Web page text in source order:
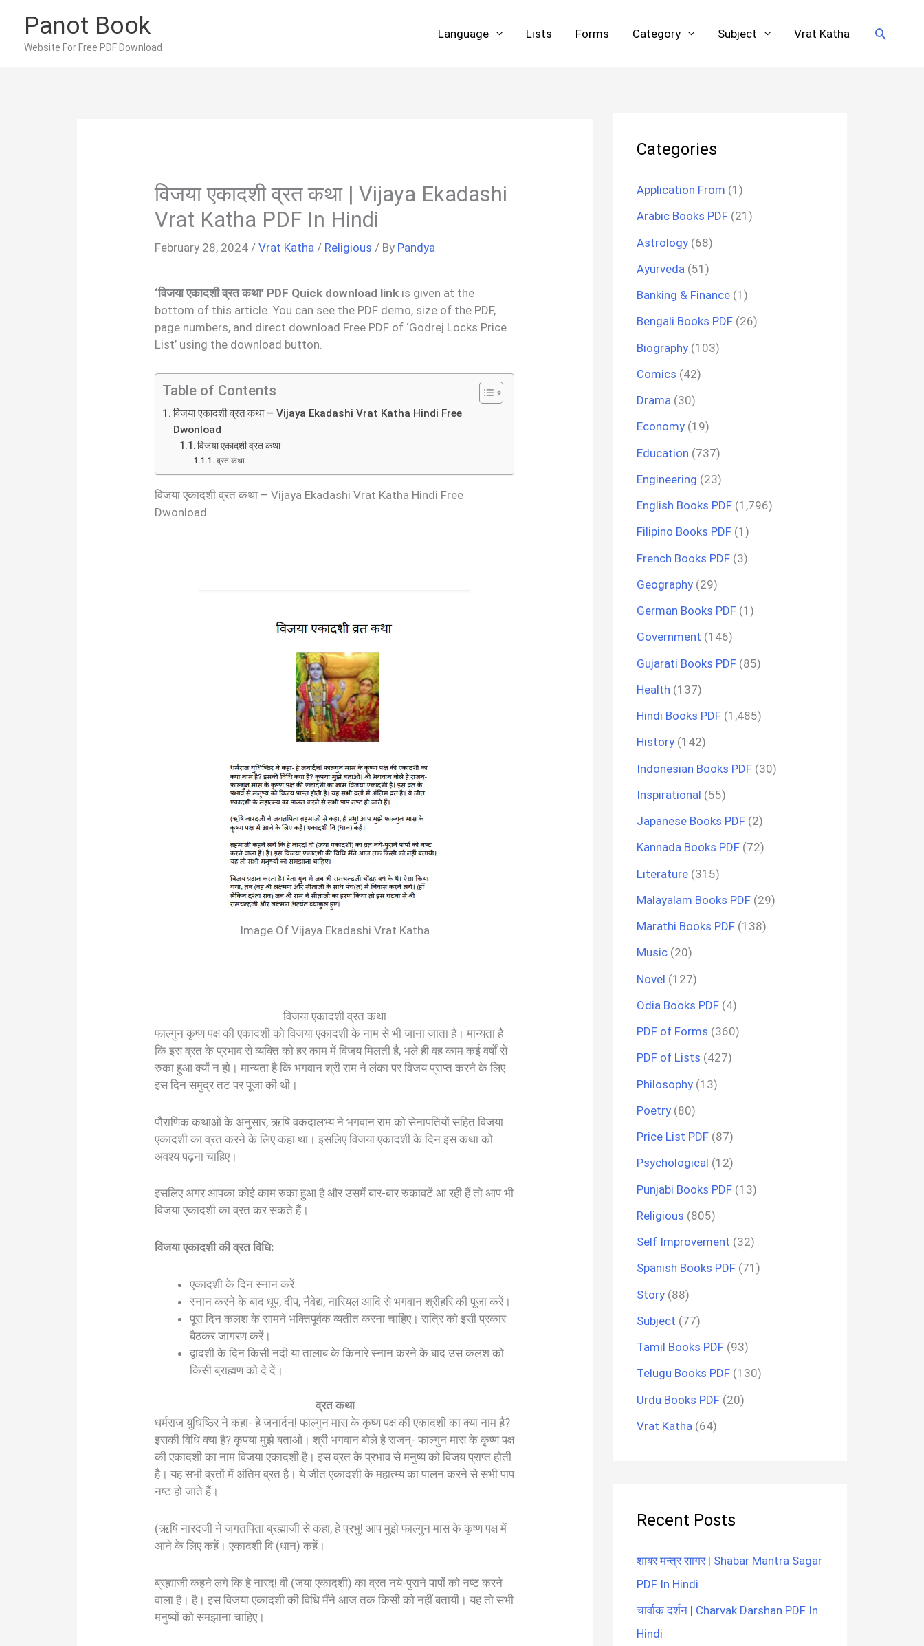
content
Panot Book
Website For Free PDF Download
Language Lists Forms Category Subject Vrat Katha Search
विजया एकादशी व्रत कथा | Vijaya Ekadashi
Vrat Katha PDF In Hindi
February 28, 2024 /Vrat Katha / Religious / By Pandya
‘विजया एकादशी व्रत कथा’ PDF Quick download link is given at the
bottom of this article. You can see the PDF demo, size of the PDF,
page numbers, and direct download Free PDF of ‘Godrej Locks Price
List’ using the download button.
Table of Contents
विजया एकादशी व्रत कथा – Vijaya Ekadashi Vrat Katha Hindi Free
Dwonload
विजया एकादशी व्रत कथा
व्रत कथा
विजया एकादशी व्रत कथा – Vijaya Ekadashi Vrat Katha Hindi Free
Dwonload
Image Of Vijaya Ekadashi Vrat Katha
विजया एकादशी व्रत कथा
फाल्गुन कृष्ण पक्ष की एकादशी को विजया एकादशी के नाम से भी जाना जाता है। मान्यता है
कि इस व्रत के प्रभाव से व्यक्ति को हर काम में विजय मिलती है, भले ही वह काम कई वर्षों से
रुका हुआ क्यों न हो। मान्यता है कि भगवान श्री राम ने लंका पर विजय प्राप्त करने के लिए
इस दिन समुद्र तट पर पूजा की थी।
पौराणिक कथाओं के अनुसार, ऋषि वकदालभ्य ने भगवान राम को सेनापतियों सहित विजया
एकादशी का व्रत करने के लिए कहा था। इसलिए विजया एकादशी के दिन इस कथा को
अवश्य पढ़ना चाहिए।
इसलिए अगर आपका कोई काम रुका हुआ है और उसमें बार-बार रुकावटें आ रही हैं तो आप भी
विजया एकादशी का व्रत कर सकते हैं।
विजया एकादशी की व्रत विधि:
एकादशी के दिन स्नान करें.
स्नान करने के बाद धूप, दीप, नैवेद्य, नारियल आदि से भगवान श्रीहरि की पूजा करें।
पूरा दिन कलश के सामने भक्तिपूर्वक व्यतीत करना चाहिए। रात्रि को इसी प्रकार
बैठकर जागरण करें।
द्वादशी के दिन किसी नदी या तालाब के किनारे स्नान करने के बाद उस कलश को
किसी ब्राह्मण को दे दें।
व्रत कथा
धर्मराज युधिष्ठिर ने कहा- हे जनार्दन! फाल्गुन मास के कृष्ण पक्ष की एकादशी का क्या नाम है?
इसकी विधि क्या है? कृपया मुझे बताओ। श्री भगवान बोले हे राजन्- फाल्गुन मास के कृष्ण पक्ष
की एकादशी का नाम विजया एकादशी है। इस व्रत के प्रभाव से मनुष्य को विजय प्राप्त होती
है। यह सभी व्रतों में अंतिम व्रत है। ये जीत एकादशी के महात्म्य का पालन करने से सभी पाप
नष्ट हो जाते हैं।
(ऋषि नारदजी ने जगतपिता ब्रह्माजी से कहा, हे प्रभु! आप मुझे फाल्गुन मास के कृष्ण पक्ष में
आने के लिए कहें। एकादशी वि (धान) कहें।
ब्रह्माजी कहने लगे कि हे नारद! वी (जया एकादशी) का व्रत नये-पुराने पापों को नष्ट करने
वाला है। है। इस विजया एकादशी की विधि मैंने आज तक किसी को नहीं बतायी। यह तो सभी
मनुष्यों को समझाना चाहिए।
Categories
Application From (1)
Arabic Books PDF (21)
Astrology (68)
Ayurveda (51)
Banking & Finance (1)
Bengali Books PDF (26)
Biography (103)
Comics (42)
Drama (30)
Economy (19)
Education (737)
Engineering (23)
English Books PDF (1,796)
Filipino Books PDF (1)
French Books PDF (3)
Geography (29)
German Books PDF (1)
Government (146)
Gujarati Books PDF (85)
Health (137)
Hindi Books PDF (1,485)
History (142)
Indonesian Books PDF (30)
Inspirational (55)
Japanese Books PDF (2)
Kannada Books PDF (72)
Literature (315)
Malayalam Books PDF (29)
Marathi Books PDF (138)
Music (20)
Novel (127)
Odia Books PDF (4)
PDF of Forms (360)
PDF of Lists (427)
Philosophy (13)
Poetry (80)
Price List PDF (87)
Psychological (12)
Punjabi Books PDF (13)
Religious (805)
Self Improvement (32)
Spanish Books PDF (71)
Story (88)
Subject (77)
Tamil Books PDF (93)
Telugu Books PDF (130)
Urdu Books PDF (20)
Vrat Katha (64)
Recent Posts
शाबर मन्त्र सागर | Shabar Mantra Sagar
PDF In Hindi
चार्वाक दर्शन | Charvak Darshan PDF In
Hindi